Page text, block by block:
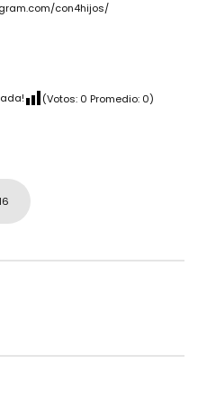
con4hijos/
(Votos: 0 Promedio: 0)